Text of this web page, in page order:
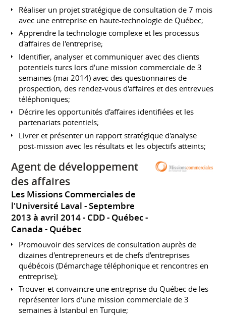
Réaliser un projet stratégique de consultation de 7 mois
avec une entreprise en haute-technologie de Québec;
Apprendre la technologie complexe et les processus
d'affaires de l'entreprise;
Identifier, analyser et communiquer avec des clients
potentiels turcs lors d'une mission commerciale de 3
semaines (mai 2014) avec des questionnaires de
prospection, des rendez-vous d'affaires et des entrevues
téléphoniques;
Décrire les opportunités d'affaires identifiées et les
partenariats potentiels;
Livrer et présenter un rapport stratégique d'analyse
post-mission avec les résultats et les objectifs atteints;
Agent de développement
des affaires
Les Missions Commerciales de
l'Université Laval
Septembre
2013 à avril 2014 CDD
Québec
Canada - Québec
Promouvoir des services de consultation auprès de
dizaines d'entrepreneurs et de chefs d'entreprises
québécois (Démarchage téléphonique et rencontres en
entreprise);
Trouver et convaincre une entreprise du Québec de les
représenter lors d'une mission commerciale de 3
semaines à Istanbul en Turquie;